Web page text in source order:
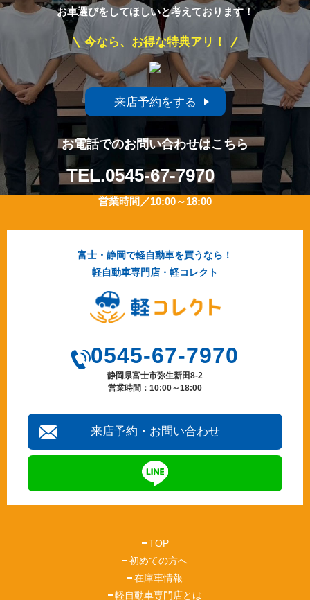
お車選びをしてほしいと考えております！
今なら、お得な特典アリ！
来店予約をする
お電話でのお問い合わせはこちら
TEL.0545-67-7970
営業時間／10:00～18:00
富士・静岡で軽自動車を買うなら！
軽自動車専門店・軽コレクト
0545-67-7970
静岡県富士市弥生新田8-2
営業時間：10:00～18:00
来店予約・お問い合わせ
TOP
初めての方へ
在庫車情報
軽自動車専門店とは